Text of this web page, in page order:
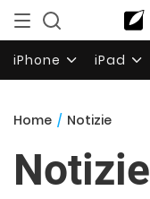
iPhone iPad
Home / Notizie
Notizie